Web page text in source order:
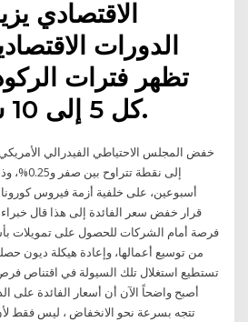
الاقتصادي
الدورات
تظهر فترات
كل 5 إلى 10 سنوات تقريبًا.
خفض المجلس الاحتياطي الفيدرالي
إلى نقطة
أسبوعين، على خلفية أزمة فيروس
قرار خفض سعر الفائدة إلى هذا قال
فرصة أمام الشركات للحصول على تمويلات
من توسيع أعمالها، وإعادة هيكلة ديون
تستطيع استغلال تلك السيولة في اقتناص فرص
تتجه بسرعة نحو الانخفاض ، ليس فقط